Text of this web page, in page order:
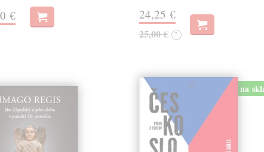
€ 24,25 €
25,00 € ?
na